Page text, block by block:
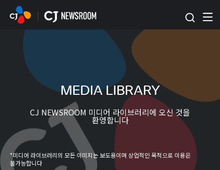
본문 바로가기
MEDIA LIBRARY
CJ NEWSROOM 미디어 라이브러리에 오신 것을
환영합니다
*미디어 라이브러리의 모든 이미지는 보도용이며 상업적인 목적으로 이용은
불가능합니다